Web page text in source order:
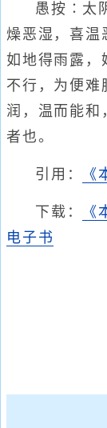
愚按∶太
燥恶湿，喜温
如地得雨露，
不行，为便难
润，温而能和
者也。
引用： 《
下载：
电子书